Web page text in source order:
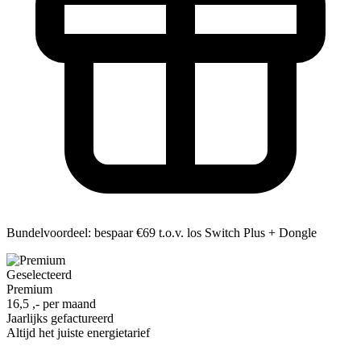
Bundelvoordeel: bespaar €69 t.o.v. los Switch Plus + Dongle
Geselecteerd
Premium
16,5 ,- per maand
Jaarlijks gefactureerd
Altijd het juiste energietarief